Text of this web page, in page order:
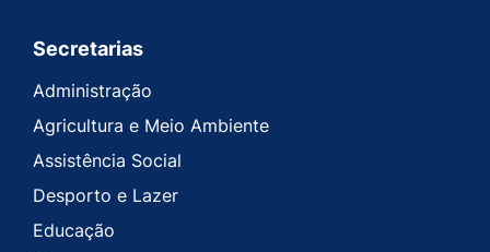
Secretarias
Administração
Agricultura e Meio Ambiente
Assistência Social
Desporto e Lazer
Educação